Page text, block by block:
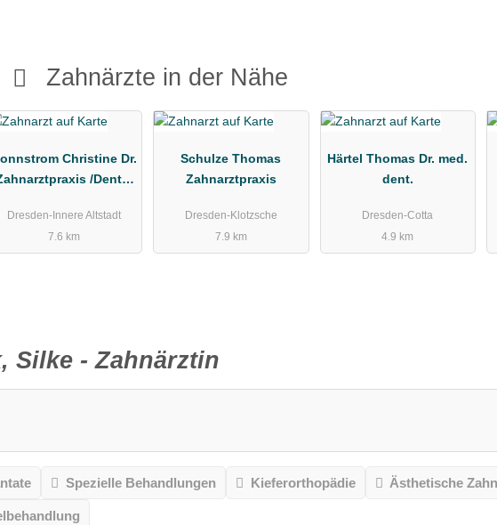
Zahnärzte in der Nähe
Christine Dr.
/Dental
Dresden-Innere Altstadt
7.6 km
Schulze Thomas
Zahnarztpraxis
Dresden-Klotzsche
7.9 km
Härtel Thomas Dr. med.
dent.
Dresden-Cotta
4.9 km
Silke - Zahnärztin
Spezielle Behandlungen Kieferorthopädie Ästhetische